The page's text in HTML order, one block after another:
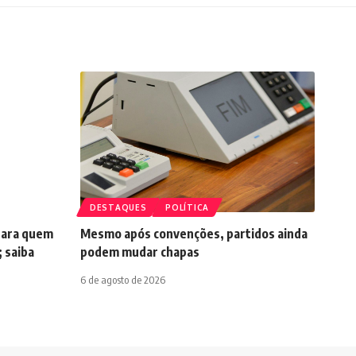
quem
saiba
DESTAQUES POLÍTICA
Mesmo após convenções, partidos ainda
podem mudar chapas
6 de agosto de 2026